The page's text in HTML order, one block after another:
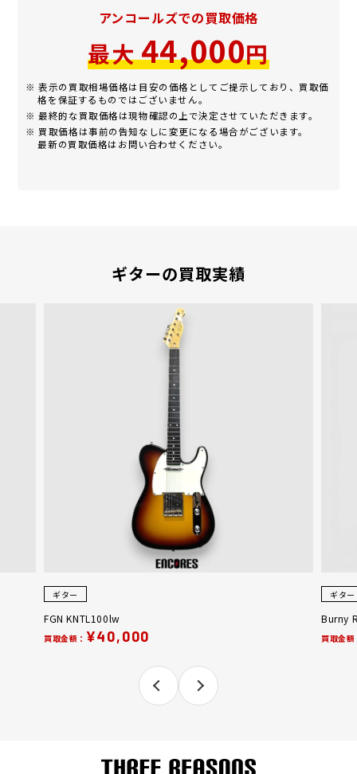
アンコールズでの買取価格
最大44,000円
※ 表示の買取相場価格は目安の価格としてご提示しており、買取価
格を保証するものではございません。
※ 最終的な買取価格は現物確認の上で決定させていただきます。
※ 買取価格は事前の告知なしに変更になる場合がございます。
最新の買取価格はお問い合わせください。
ギターの買取実績
ギター
FGN KNTL100lw
買取金額： ¥40,000
ギター
Burny
買取金額